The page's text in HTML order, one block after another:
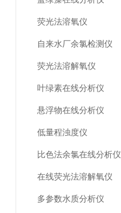
荧光法溶氧仪
自来水厂余氯检测仪
荧光法溶解氧仪
叶绿素在线分析仪
悬浮物在线分析仪
低量程浊度仪
比色法余氯在线分析仪
在线荧光法溶解氧仪
多参数水质分析仪